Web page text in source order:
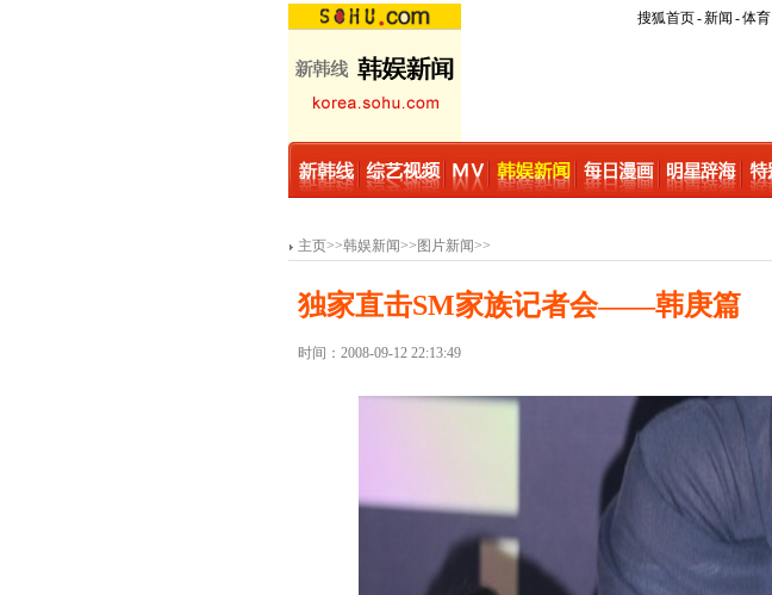
搜狐首页-新闻 -体育
主页>>韩娱新闻>> 图片新闻>>
独家直击SM家族记者会——韩庚篇
时间：2008-09-12 22:13:49